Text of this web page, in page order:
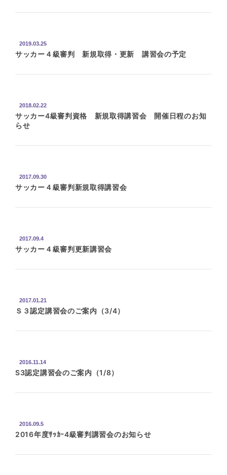
2019.03.25
サッカー４級審判 新規取得・更新 講習会の予定
2018.02.22
サッカー4級審判資格 新規取得講習会 開催日程のお知
らせ
2017.09.30
サッカー４級審判新規取得講習会
2017.09.4
サッカー４級審判更新講習会
2017.01.21
Ｓ３認定講習会のご案内（3/4）
2016.11.14
S3認定講習会のご案内（1/8）
2016.09.5
2016年度ｻｯｶｰ4級審判講習会のお知らせ